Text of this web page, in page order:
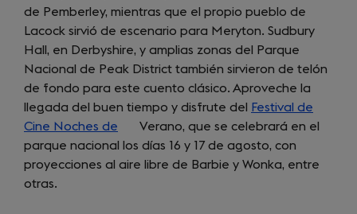
tab)
a
new
tab)
de Pemberley, mientras que el propio pueblo de
Lacock sirvió de escenario para Meryton. Sudbury
Hall, en Derbyshire, y amplias zonas del Parque
Nacional de Peak District también sirvieron de telón
de fondo para este cuento clásico. Aproveche la
llegada del buen tiempo y disfrute del Festival de
Cine Noches de (opens
in
a
Verano, que se celebrará en el
parque nacional los días 16 y 17 de agosto, con
proyecciones al aire libre de Barbie y Wonka, entre
otras.